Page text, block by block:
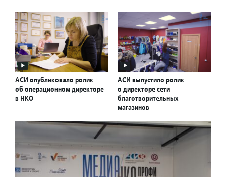
АСИ опубликовало ролик
об операционном директоре
в НКО
АСИ выпустило ролик
о директоре сети
благотворительных
магазинов